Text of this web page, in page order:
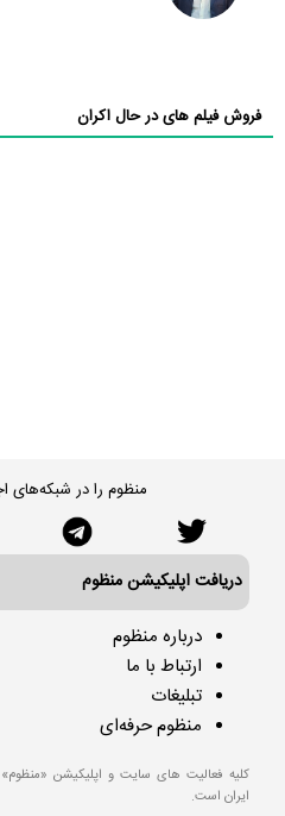
فروش فیلم های در حال اکران
منظوم را در شبکه‌های
دریافت اپلیکیشن منظوم
درباره منظوم
ارتباط با ما
تبلیغات
منظوم حرفه‌ای
کلیه فعالیت های سایت و اپلیکیشن
ایران است.